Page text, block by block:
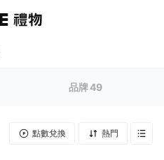
品牌49
點數兌換 熱門